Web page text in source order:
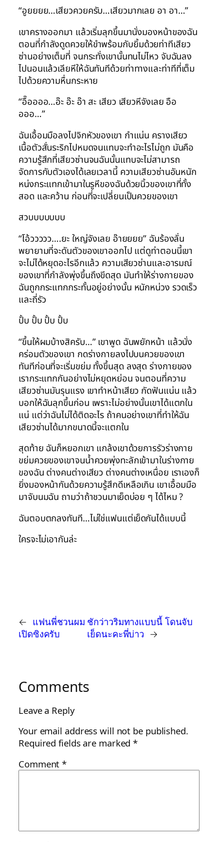
“อูยยยย…เสียวควยครับ…เสียวมากเลย อา อา…”
เขาครางออกมา แล้วเริ่มลุกขึ้นมานั่งมองหน้าของฉัน
ตอนที่กำลังดูดควยให้ขำพร้อมกับยิ้มด้วยท่าทีเสียว
ซ่านอย่างเต็มที่ จนกระทั่งเขานั้นทนไม่ไหว จับฉันลง
ไปนอนแล้วเลียหีให้ฉันทันทีด้วยท่าทางและท่าทีที่เต็ม
ไปด้วยความหื่นกระหาย
“อื๊ออออ…อ๊ะ อ๊ะ อ๊า สะ เสียว เสียวหีจังเลย อือ
อออ…”
ฉันเอื้อมมือลงไปจิกหัวของเขา กำแน่น ครางเสียว
เนื้อตัวสั่นระริกไปหมดจนแทบจะทำอะไรไม่ถูก มันคือ
ความรู้สึกที่เสียวซ่านจนฉันนั้นแทบจะไม่สามารถ
จัดการกับตัวเองได้เลยเวลานี้ ความเสียวซ่านอันหนัก
หน่งกระแทกเข้ามาในรูหีของฉันด้วยนิ้วของเขาที่ทั้ง
สอด และคว้าน ก่อนที่จะเปลี่ยนเป็นควยของเขา
สวบบบบบบบ
“โอ้ววววว….ยะ ใหญ่จังเลย อ๊ายยยย” ฉันร้องลั่น
พยายามที่จะดันตัวของเขาออกไป แต่ดูท่าตอนนี้เขา
จะไม่ได้หยุดอะไรอีกแล้ว ความเสียวซ่านและอารมณ์
ของเขาที่กำลังพุ่งขึ้นถึงขีดสุด มันทำให้ร่างกายของ
ฉันถูกกระแทกกระทั้นอยู่อย่างนั้น หนักหน่วง รวดเร็ว
และถี่รัว
ปั้บ ปั้บ ปั้บ ปั้บ
“ขึ้นให้ผมบ้างสิครับ…” เขาพูด ฉันพยักหน้า แล้วนั่ง
คร่อมตัวของเขา กดร่างกายลงไปบนควยของเขา
ทันทีก่อนที่จะเริ่มขย่ม ทั้งขึ้นสุด ลงสุด ร่างกายของ
เรากระแทกกันอย่างไม่หยุดหย่อน จนตอนที่ความ
เสียวซ่านมันรุนแรง เขาทำหน้าเสียว กัดฟันแน่น แล้ว
บอกให้ฉันลุกขึ้นก่อน เพราะไม่อย่างนั้นเขาได้แตกใน
แน่ แต่ว่าฉันไม่ได้ติดอะไร ถ้าคนอย่างเขาที่ทำให้ฉัน
เสียวซ่านได้มากขนาดนี้จะแตกใน
สุดท้าย ฉันก็หยอกเขา แกล้งเขาด้วยการรัวร่างกาย
ขย่มควยของเขาจนน้ำควยพุ่งทะลักเข้ามาในร่างกาย
ของฉัน ต่างคนต่างเสียว ต่างคนต่างเหนื่อย เราเองก็
ยิ่งมองหน้ากันด้วยความรู้สึกดีเหลือเกิน เขาเอื้อมมือ
มาจับนมฉัน ถามว่าถ้าชวนมาเย็ดบ่อย ๆ ได้ไหม ?
ฉันตอบตกลงทันที…ไม่ใช่แฟนแต่เย็ดกันได้แบบนี้
ใครจะไม่เอากันล่ะ
← แฟนพี่ชวนผม
เปิดซิงครับ
ชักว่าวริมทางแบบนี้ โดนจับ
เย็ดนะคะพี่บ่าว →
Comments
Leave a Reply
Your email address will not be published.
Required fields are marked*
Comment*